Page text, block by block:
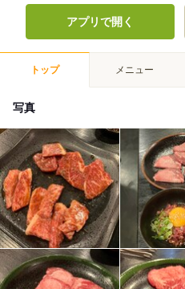
アプリで開く
トップ メニュー
写真